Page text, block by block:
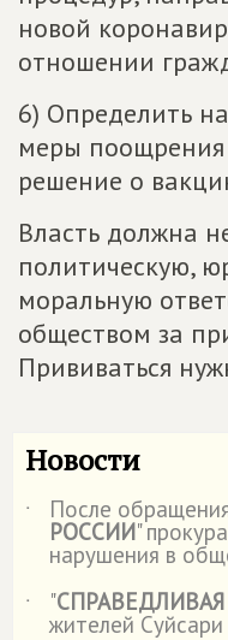
новой
отношении
6) Определить
меры
решение о
Власть должна
политическую,
моральную
обществом за
Прививаться
Новости
˙ После
РОССИИ"
нарушения в
˙
"
жителей